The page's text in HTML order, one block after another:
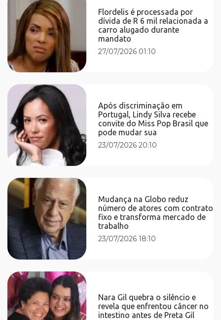
Flordelis é processada por
dívida de R 6 mil relacionada a
carro alugado durante
mandato
27/07/2026 01:10
Após discriminação em
Portugal, Lindy Silva recebe
convite do Miss Pop Brasil que
pode mudar sua
23/07/2026 20:10
Mudança na Globo reduz
número de atores com contrato
fixo e transforma mercado de
trabalho
23/07/2026 18:10
Nara Gil quebra o silêncio e
revela que enfrentou câncer no
intestino antes de Preta Gil